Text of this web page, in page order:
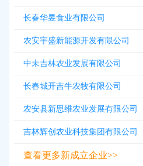
长春华昱食业有限公司
农安宇盛新能源开发有限公司
中未吉林农业发展有限公司
长春城开吉牛农牧有限公司
农安县新思维农业发展有限公司
吉林辉创农业科技集团有限公司
查看更多新成立企业>>